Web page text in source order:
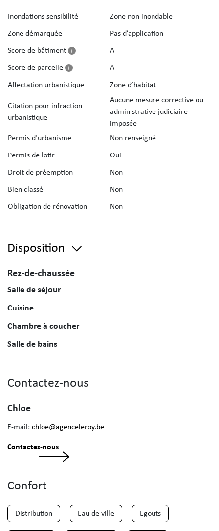
Inondations sensibilité
Zone non inondable
Zone démarquée
Pas d’application
Score de bâtiment
A
Score de parcelle
A
Affectation urbanistique
Zone d’habitat
Citation pour infraction
urbanistique
Aucune mesure corrective ou
administrative judiciaire
imposée
Permis d’urbanisme
Non renseigné
Permis de lotir
Oui
Droit de préemption
Non
Bien classé
Non
Obligation de rénovation
Non
Disposition
Rez-de-chaussée
Salle de séjour
Cuisine
Chambre à coucher
Salle de bains
Contactez-nous
Chloe
E-mail: chloe@agenceleroy.be
Contactez-nous
Confort
Distribution Eau de ville Egouts